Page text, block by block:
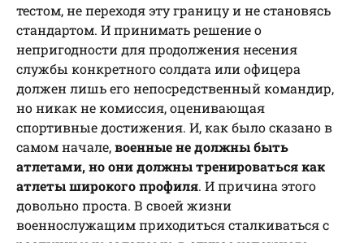
тестом, не переходя эту границу и не становясь
стандартом. И принимать решение о
непригодности для продолжения несения
службы конкретного солдата или офицера
должен лишь его непосредственный командир,
но никак не комиссия, оценивающая
спортивные достижения. И, как было сказано в
самом начале,военные не должны быть
атлетами, но они должны тренироваться как
атлеты широкого профиля. И причина этого
довольно проста. В своей жизни
военнослужащим приходиться сталкиваться с